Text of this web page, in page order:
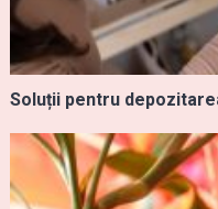
Soluții pentru